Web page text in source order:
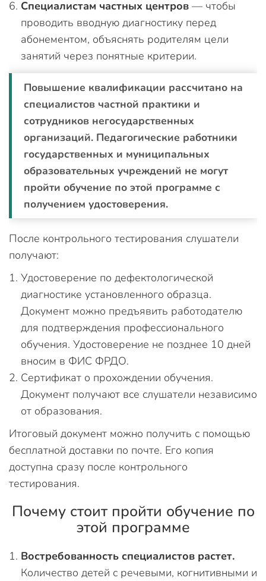
Специалистам частных центров — чтобы
проводить вводную диагностику перед
абонементом, объяснять родителям цели
занятий через понятные критерии.
Повышение квалификации рассчитано на
специалистов частной практики и
сотрудников негосударственных
организаций. Педагогические работники
государственных и муниципальных
образовательных учреждений не могут
пройти обучение по этой программе с
получением удостоверения.
После контрольного тестирования слушатели
получают:
Удостоверение по дефектологической
диагностике установленного образца.
Документ можно предъявить работодателю
для подтверждения профессионального
обучения. Удостоверение не позднее 10 дней
вносим в ФИС ФРДО.
Сертификат о прохождении обучения.
Документ получают все слушатели независимо
от образования.
Итоговый документ можно получить с помощью
бесплатной доставки по почте. Его копия
доступна сразу после контрольного
тестирования.
Почему стоит пройти обучение по
этой программе
Востребованность специалистов растет.
Количество детей с речевыми, когнитивными и